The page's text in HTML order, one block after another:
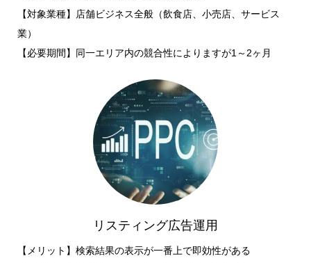
【対象業種】店舗ビジネス全般（飲食店、小売店、サービス
業）
​【必要期間】同一エリア内の競合性によりますが1～2ヶ月
リスティング広告運用
【メリット】検索結果の表示が一番上で即効性がある